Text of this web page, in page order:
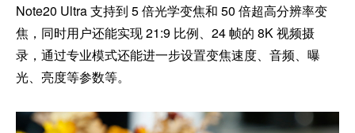
Note20 Ultra 支持到 5 倍光学变焦和 50 倍超高分辨率变
焦，同时用户还能实现 21:9 比例、24 帧的 8K 视频摄
录，通过专业模式还能进一步设置变焦速度、音频、曝
光、亮度等参数等。